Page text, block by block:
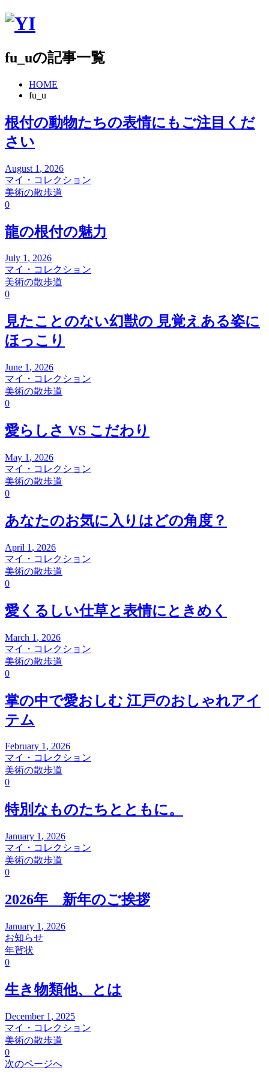
fu_uの記事一覧
HOME
fu_u
根付の動物たちの表情にもご注目くだ
さい
August 1 , 2026
マイ・コレクション
美術の散歩道
0
龍の根付の魅力
July 1, 2026
マイ・コレクション
美術の散歩道
0
見たことのない幻獣の 見覚えある姿に
ほっこり
June 1 , 2026
マイ・コレクション
美術の散歩道
0
愛らしさ VS こだわり
May 1 , 2026
マイ・コレクション
美術の散歩道
0
あなたのお気に入りはどの角度？
April 1 , 2026
マイ・コレクション
美術の散歩道
0
愛くるしい仕草と表情にときめく
March 1 , 2026
マイ・コレクション
美術の散歩道
0
掌の中で愛おしむ 江戸のおしゃれアイ
テム
February 1, 2026
マイ・コレクション
美術の散歩道
0
特別なものたちとともに。
January 1 , 2026
マイ・コレクション
美術の散歩道
0
2026年 新年のご挨拶
January 1 , 2026
お知らせ
年賀状
0
生き物類他、とは
December 1 , 2025
マイ・コレクション
美術の散歩道
0
次のページへ